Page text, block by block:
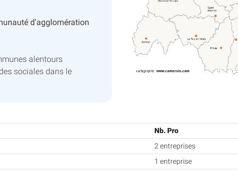
d'agglomération
alentours
sociales dans le
Nb. Pro
2 entreprises
1 entreprise